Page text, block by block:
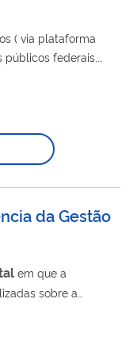
( via plataforma
e
para
e a implementação
oferta no
da Gestão
em que a
sobre a
dos estoques